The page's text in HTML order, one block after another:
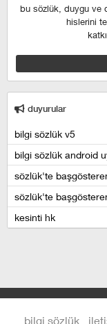
bu sözlük, duygu ve
hislerini
duyurular
bilgi sözlük v5
bilgi sözlük android
sözlük'te
sözlük'te
kesinti hk
bilgi sözlük